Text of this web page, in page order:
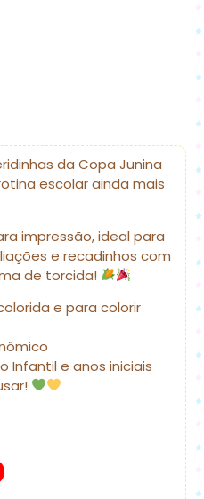
da Copa Junina
escolar ainda mais
impressão, ideal para
e recadinhos com
de torcida!
e para colorir
Infantil e anos iniciais